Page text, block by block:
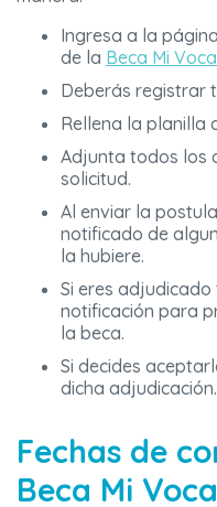
Ingresa a la
de la Beca Mi
Deberás registrar
Rellena la planilla
Adjunta todos los
solicitud.
Al enviar la
notificado de
la hubiere.
Si eres
notificación para
la beca.
Si decides
dicha adjudicación.
Fechas de
Beca Mi